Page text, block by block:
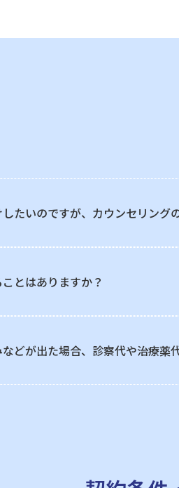
たいのですが、カウンセリング
とはありますか？
どが出た場合、診察代や治療薬